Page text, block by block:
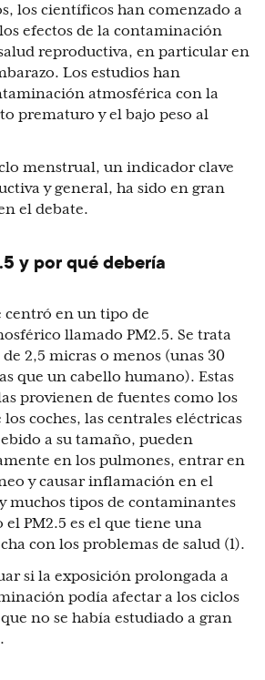
los científicos han comenzado a
efectos de la contaminación
reproductiva, en particular en
Los estudios han
atmosférica con la
prematuro y el bajo peso al
menstrual, un indicador clave
y general, ha sido en gran
el debate.
y por qué debería
centró en un tipo de
llamado PM2.5. Se trata
2,5 micras o menos (unas 30
que un cabello humano). Estas
provienen de fuentes como los
los coches, las centrales eléctricas
a su tamaño, pueden
en los pulmones, entrar en
y causar inflamación en el
muchos tipos de contaminantes
PM2.5 es el que tiene una
con los problemas de salud (1).
si la exposición prolongada a
podía afectar a los ciclos
no se había estudiado a gran